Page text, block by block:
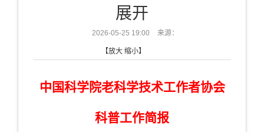
展开
2026-05-25 19:00 来源：
【放大 缩小】
中国科学院老科学技术工作者协会
科普工作简报